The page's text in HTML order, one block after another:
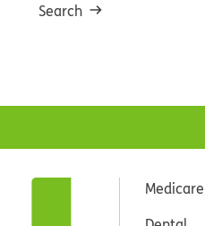
Search
Medicare